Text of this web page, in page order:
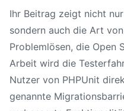
Ihr Beitrag zeigt nicht
sondern auch die Art
Problemlösen, die Open
Arbeit wird die
Nutzer von PHPUnit
genannte